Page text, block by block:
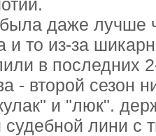
даже лучше
и то из-за
в последних
- второй сезон
и "люк".
судебной лини с